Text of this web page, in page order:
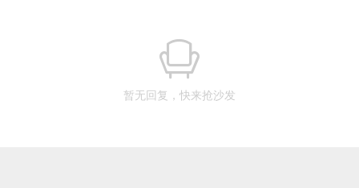
暂无回复，快来抢沙发